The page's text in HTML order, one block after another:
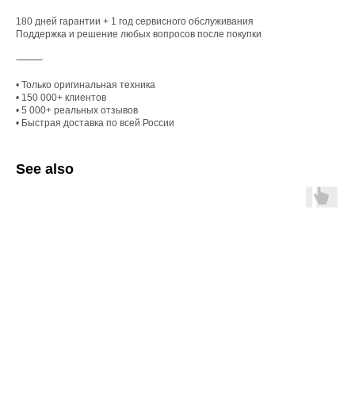
180 дней гарантии + 1 год сервисного обслуживания
Поддержка и решение любых вопросов после покупки
⸻
• Только оригинальная техника
• 150 000+ клиентов
• 5 000+ реальных отзывов
• Быстрая доставка по всей России
See also